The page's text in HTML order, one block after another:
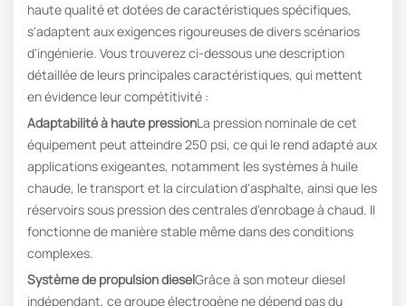
haute qualité et dotées de caractéristiques spécifiques,
s'adaptent aux exigences rigoureuses de divers scénarios
d'ingénierie. Vous trouverez ci-dessous une description
détaillée de leurs principales caractéristiques, qui mettent
en évidence leur compétitivité :
Adaptabilité à haute pressionLa pression nominale de cet
équipement peut atteindre 250 psi, ce qui le rend adapté aux
applications exigeantes, notamment les systèmes à huile
chaude, le transport et la circulation d'asphalte, ainsi que les
réservoirs sous pression des centrales d'enrobage à chaud. Il
fonctionne de manière stable même dans des conditions
complexes.
Système de propulsion dieselGrâce à son moteur diesel
indépendant, ce groupe électrogène ne dépend pas du